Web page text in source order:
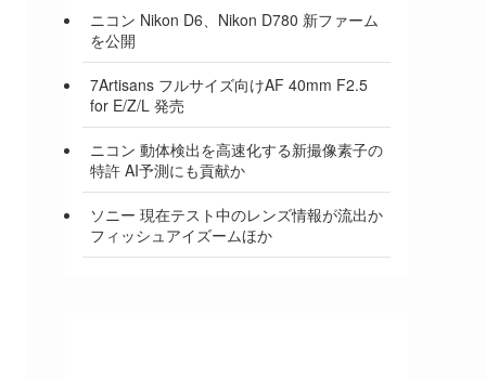
ニコン Nikon D6、Nikon D780 新ファーム
を公開
7Artisans フルサイズ向けAF 40mm F2.5
for E/Z/L 発売
ニコン 動体検出を高速化する新撮像素子の
特許 AI予測にも貢献か
ソニー 現在テスト中のレンズ情報が流出か
フィッシュアイズームほか